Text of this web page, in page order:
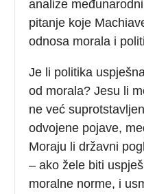
analize
pitanje koje
odnosa morala i
Je li politika
od morala? Jesu li
ne već
odvojene pojave,
Moraju li državni
– ako žele biti
moralne norme, i